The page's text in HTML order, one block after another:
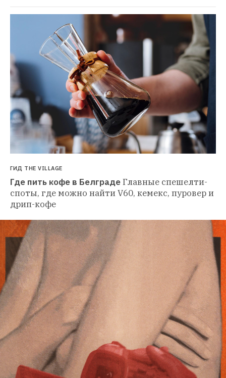
ГИД THE VILLAGE
Где пить кофе в БелградеГлавные спешелти-
споты, где можно найти V60, кемекс, пуровер и
дрип-кофе